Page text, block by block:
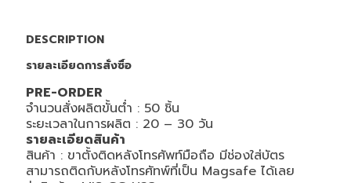
DESCRIPTION
รายละเอียดการสั่งซื้อ
PRE-ORDER
จำนวนสั่งผลิตขั้นต่ำ : 50 ชิ้น
ระยะเวลาในการผลิต : 20 – 30 วัน
รายละเอียดสินค้า
สินค้า : ขาตั้งติดหลังโทรศัพท์มือถือ มีช่องใส่บัตร
สามารถติดกับหลังโทรศัทพ์ที่เป็น Magsafe ได้เลย